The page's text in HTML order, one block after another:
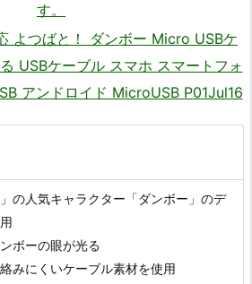
よつばと！ ダンボー Micro USBケ
USBケーブル スマホ スマートフォ
アンドロイド MicroUSB P01Jul16
」の人気キャラクター「ダンボー」のデ
ボーの眼が光る
みにくいケーブル素材を使用